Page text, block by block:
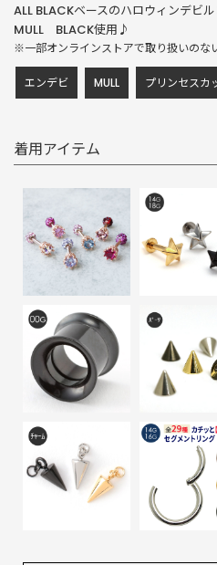
ALL BLACKベースのハロウィンデビ
MULL BLACK使用♪
※一部オンラインストアで取り扱いのな
エンデビ MULL プリンセスカ
着用アイテム